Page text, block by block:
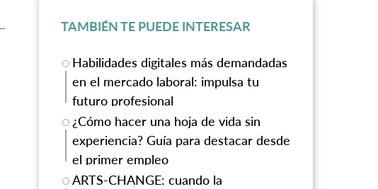
TAMBIÉN TE PUEDE INTERESAR
Habilidades digitales más demandadas
en el mercado laboral: impulsa tu
futuro profesional
¿Cómo hacer una hoja de vida sin
experiencia? Guía para destacar desde
el primer empleo
ARTS-CHANGE: cuando la